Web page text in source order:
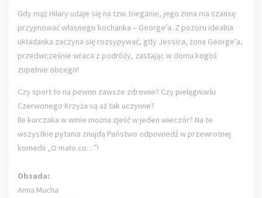
Gdy mąż Hilary udaje się na tzw. bieganie, jego żona ma szansę
przyjmować własnego kochanka – George’a. Z pozoru idealna
układanka zaczyna się rozsypywać, gdy Jessica, żona George’a,
przedwcześnie wraca z podróży, zastając w domu kogoś
zupełnie obcego!
Czy sport to na pewno zawsze zdrowie? Czy pielęgniarki
Czerwonego Krzyża są aż tak uczynne?
Ile kurczaka w winie można zjeść w jeden wieczór? Na te
wszystkie pytania znajdą Państwo odpowiedź w przewrotnej
komedii „O mało co…”!
Obsada:
Anna Mucha